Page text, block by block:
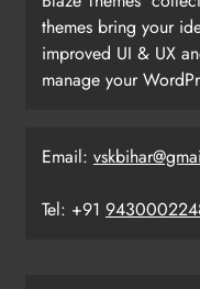
themes bring your
improved UI & UX
manage your
Email:
Tel: +91